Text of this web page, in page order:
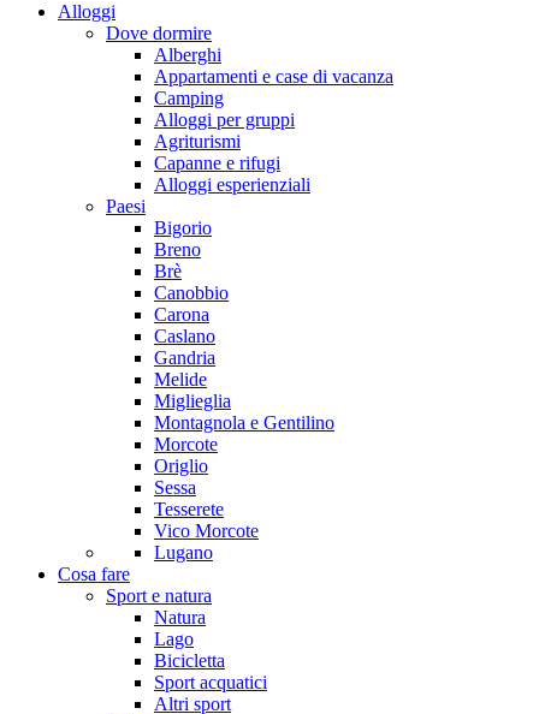
Alloggi
Dove dormire
Alberghi
Appartamenti e case di vacanza
Camping
Alloggi per gruppi
Agriturismi
Capanne e rifugi
Alloggi esperienziali
Paesi
Bigorio
Breno
Brè
Canobbio
Carona
Caslano
Gandria
Melide
Miglieglia
Montagnola e Gentilino
Morcote
Origlio
Sessa
Tesserete
Vico Morcote
Lugano
Cosa fare
Sport e natura
Natura
Lago
Bicicletta
Sport acquatici
Altri sport